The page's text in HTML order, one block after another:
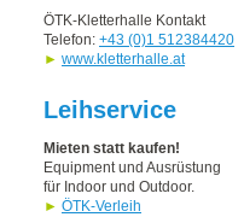
ÖTK-Kletterhalle Kontakt
Telefon: +43 (0)1 512384420
► www.kletterhalle.at
Leihservice
Mieten statt kaufen!
Equipment und Ausrüstung
für Indoor und Outdoor.
► ÖTK-Verleih